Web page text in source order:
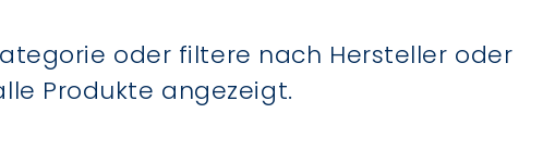
oder filtere nach Hersteller oder
Produkte angezeigt.